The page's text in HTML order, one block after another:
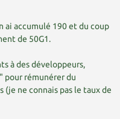
ai accumulé 190 et du coup
de 50G1.
à des développeurs,
pour rémunérer du
ne connais pas le taux de